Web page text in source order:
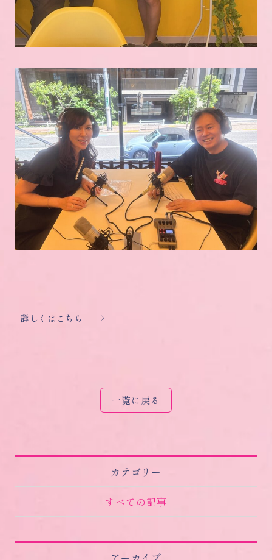
カテゴリー
すべての記事
詳しくはこちら
一覧に戻る